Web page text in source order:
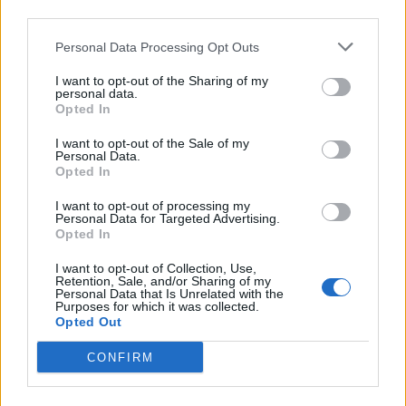
Personal Data Processing Opt Outs
I want to opt-out of the Sharing of my
personal data.
Opted In
I want to opt-out of the Sale of my
Personal Data.
Opted In
I want to opt-out of processing my
Personal Data for Targeted Advertising.
Opted In
I want to opt-out of Collection, Use,
Retention, Sale, and/or Sharing of my
Personal Data that Is Unrelated with the
Purposes for which it was collected.
Opted Out
CONFIRM
Inutilizzato 7 - 22
Scarica riepilogo
stagionale
Scarica
Giornata Voto FV Entrato Uscito
MAN-IPS
2 WES-MAN
3 MAN-BRE